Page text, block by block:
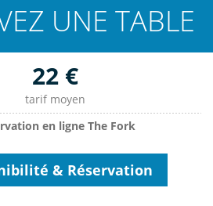
UNE TABLE
22 €
tarif moyen
en ligne The Fork
& Réservation